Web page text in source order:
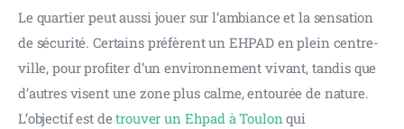
Le quartier peut aussi jouer sur l’ambiance et la sensation
de sécurité. Certains préfèrent un EHPAD en plein centre-
ville, pour profiter d’un environnement vivant, tandis que
d’autres visent une zone plus calme, entourée de nature.
L’objectif est de trouver un Ehpad à Toulon qui